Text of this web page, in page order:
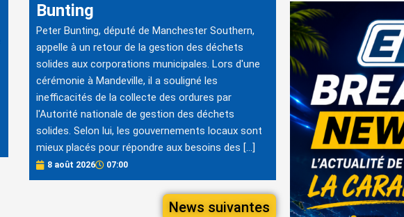
Bunting
Peter Bunting, député de Manchester Southern,
appelle à un retour de la gestion des déchets
solides aux corporations municipales. Lors d'une
cérémonie à Mandeville, il a souligné les
inefficacités de la collecte des ordures par
l'Autorité nationale de gestion des déchets
solides. Selon lui, les gouvernements locaux sont
mieux placés pour répondre aux besoins des […]
8 août 2026 07:00
News suivantes